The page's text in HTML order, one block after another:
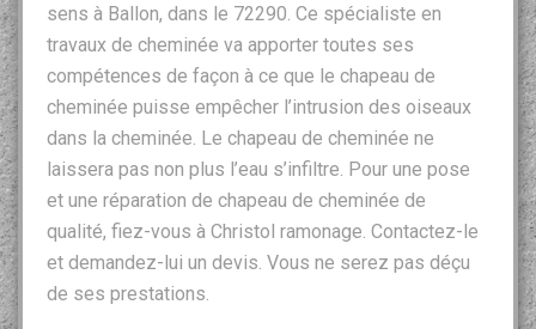
sens à Ballon, dans le 72290. Ce spécialiste en
travaux de cheminée va apporter toutes ses
compétences de façon à ce que le chapeau de
cheminée puisse empêcher l’intrusion des oiseaux
dans la cheminée. Le chapeau de cheminée ne
laissera pas non plus l’eau s’infiltre. Pour une pose
et une réparation de chapeau de cheminée de
qualité, fiez-vous à Christol ramonage. Contactez-le
et demandez-lui un devis. Vous ne serez pas déçu
de ses prestations.